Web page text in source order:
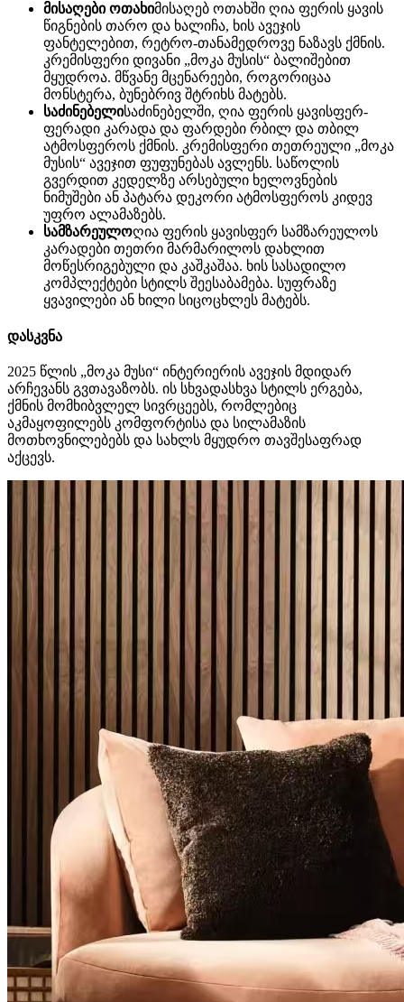
მისაღები ოთახიმისაღებ ოთახში ღია ფერის ყავის
წიგნების თარო და ხალიჩა, ხის ავეჯის
ფანტელებით, რეტრო-თანამედროვე ნაზავს ქმნის.
კრემისფერი დივანი „მოკა მუსის“ ბალიშებით
მყუდროა. მწვანე მცენარეები, როგორიცაა
მონსტერა, ბუნებრივ შტრიხს მატებს.
საძინებელისაძინებელში, ღია ფერის ყავისფერ-
ფერადი კარადა და ფარდები რბილ და თბილ
ატმოსფეროს ქმნის. კრემისფერი თეთრეული „მოკა
მუსის“ ავეჯით ფუფუნებას ავლენს. საწოლის
გვერდით კედელზე არსებული ხელოვნების
ნიმუშები ან პატარა დეკორი ატმოსფეროს კიდევ
უფრო ალამაზებს.
სამზარეულოღია ფერის ყავისფერ სამზარეულოს
კარადები თეთრი მარმარილოს დახლით
მოწესრიგებული და კაშკაშაა. ხის სასადილო
კომპლექტები სტილს შეესაბამება. სუფრაზე
ყვავილები ან ხილი სიცოცხლეს მატებს.
დასკვნა
2025 წლის „მოკა მუსი“ ინტერიერის ავეჯის მდიდარ
არჩევანს გვთავაზობს. ის სხვადასხვა სტილს ერგება,
ქმნის მომხიბვლელ სივრცეებს, რომლებიც
აკმაყოფილებს კომფორტისა და სილამაზის
მოთხოვნილებებს და სახლს მყუდრო თავშესაფრად
აქცევს.